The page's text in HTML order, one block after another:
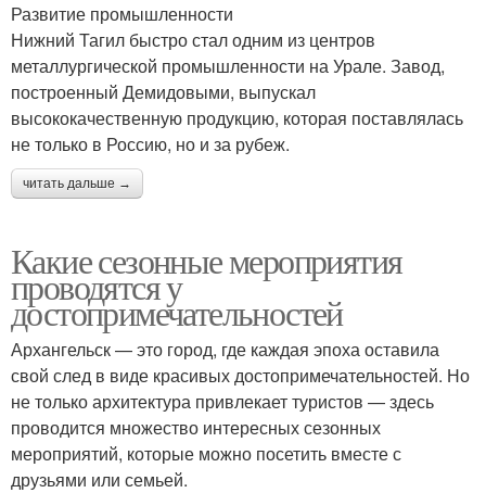
Развитие промышленности
Нижний Тагил быстро стал одним из центров
металлургической промышленности на Урале. Завод,
построенный Демидовыми, выпускал
высококачественную продукцию, которая поставлялась
не только в Россию, но и за рубеж.
читать дальше →
Какие сезонные мероприятия
проводятся у
достопримечательностей
Архангельск — это город, где каждая эпоха оставила
свой след в виде красивых достопримечательностей. Но
не только архитектура привлекает туристов — здесь
проводится множество интересных сезонных
мероприятий, которые можно посетить вместе с
друзьями или семьей.